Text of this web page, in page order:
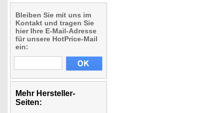
Bleiben Sie mit uns im
Kontakt und tragen Sie
hier Ihre E-Mail-Adresse
für unsere HotPrice-Mail
ein:
Mehr Hersteller-
Seiten: